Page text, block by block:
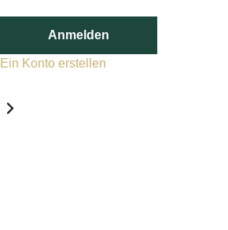
Anmelden
Ein Konto erstellen